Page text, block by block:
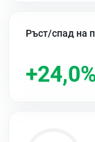
Ръст/спад на